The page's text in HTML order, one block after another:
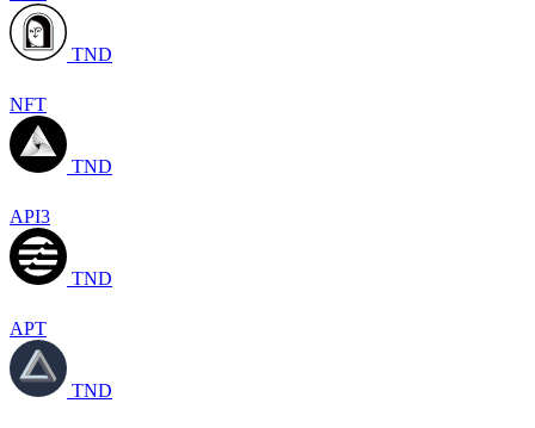
TND
NFT
TND
API3
TND
APT
TND